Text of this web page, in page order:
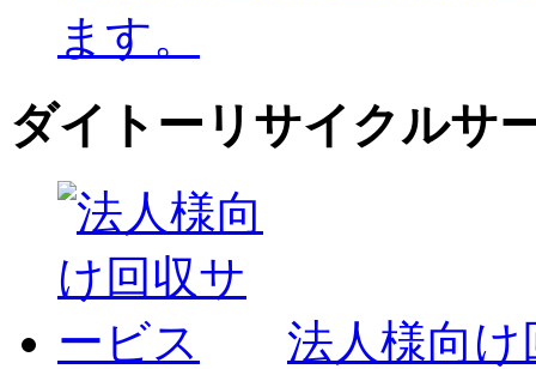
ます。
ダイトーリサイクルサ
法人様向